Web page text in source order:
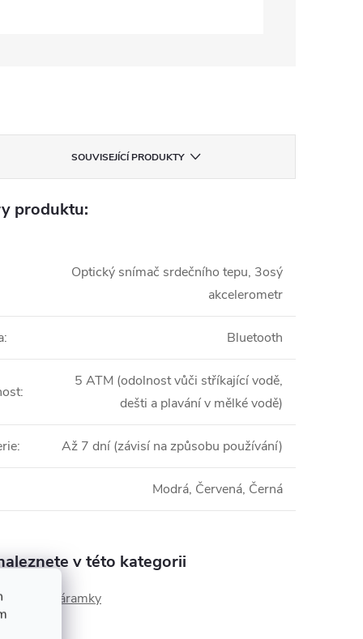
SOUVISEJÍCÍ PRODUKTY
produktu:
Optický snímač srdečního tepu, 3osý
akcelerometr
: Bluetooth
:
5 ATM (odolnost vůči stříkající vodě,
dešti a plavání v mělké vodě)
: Až 7 dní (závisí na způsobu používání)
Modrá, Červená, Černá
v této kategorii
a náramky